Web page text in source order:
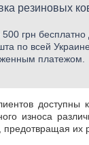
резиновых
грн бесплатно
по всей
платежом.
износа
предотвращая их